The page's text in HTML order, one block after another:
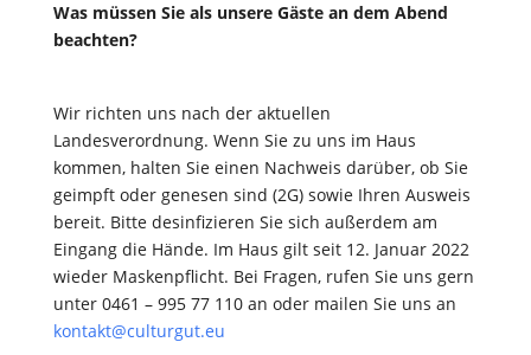
Was müssen Sie als unsere Gäste an dem Abend
beachten?
Wir richten uns nach der aktuellen
Landesverordnung. Wenn Sie zu uns im Haus
kommen, halten Sie einen Nachweis darüber, ob Sie
geimpft oder genesen sind (2G) sowie Ihren Ausweis
bereit. Bitte desinfizieren Sie sich außerdem am
Eingang die Hände. Im Haus gilt seit 12. Januar 2022
wieder Maskenpflicht. Bei Fragen, rufen Sie uns gern
unter 0461 – 995 77 110 an oder mailen Sie uns an
kontakt@culturgut.eu